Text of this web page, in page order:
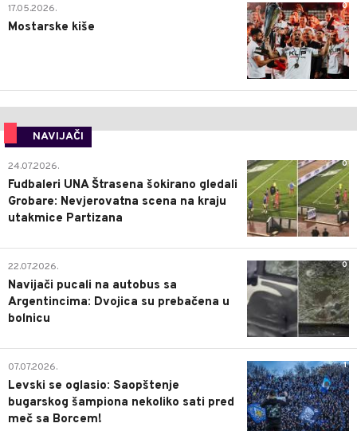
0
17.05.2026.
Mostarske kiše
NAVIJAČI
0
24.07.2026.
Fudbaleri UNA Štrasena šokirano gledali
Grobare: Nevjerovatna scena na kraju
utakmice Partizana
0
22.07.2026.
Navijači pucali na autobus sa
Argentincima: Dvojica su prebačena u
bolnicu
1
07.07.2026.
Levski se oglasio: Saopštenje
bugarskog šampiona nekoliko sati pred
meč sa Borcem!